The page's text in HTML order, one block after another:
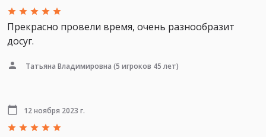
Прекрасно провели время, очень разнообразит
досуг.
Татьяна Владимировна (5 игроков 45 лет)
12 ноября 2023 г.